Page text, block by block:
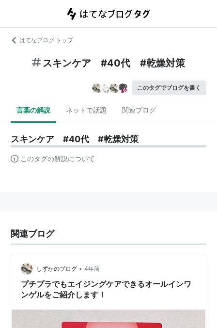
はてなブログ トップ
スキンケア #40代 #乾燥対策
このタグでブログを書く
言葉の解説 ネットで話題 関連ブログ
スキンケア #40代 #乾燥対策
このタグの解説について
関連ブログ
しずかのブログ • 4年前
プチプラでもエイジングケアできるオールインワ
ンゲルをご紹介します！